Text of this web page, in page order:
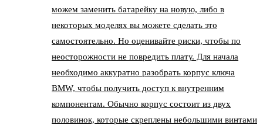
можем заменить батарейку на новую, либо в
некоторых моделях вы можете сделать это
самостоятельно. Но оценивайте риски, чтобы по
неосторожности не повредить плату. Для начала
необходимо аккуратно разобрать корпус ключа
BMW, чтобы получить доступ к внутренним
компонентам. Обычно корпус состоит из двух
половинок, которые скреплены небольшими винтами